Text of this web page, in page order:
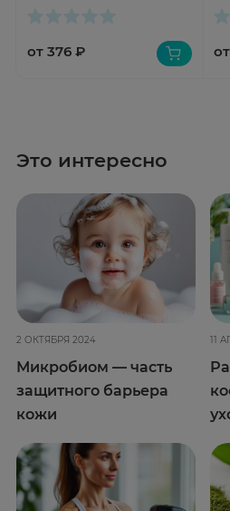
от 376 ₽
Это интересно
2 ОКТЯБРЯ 2024
Микробиом — часть
защитного барьера
кожи
11